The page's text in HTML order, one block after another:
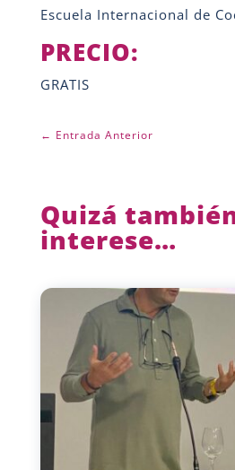
Escuela Internacional de
PRECIO:
GRATIS
← Entrada Anterior
Quizá
interese…